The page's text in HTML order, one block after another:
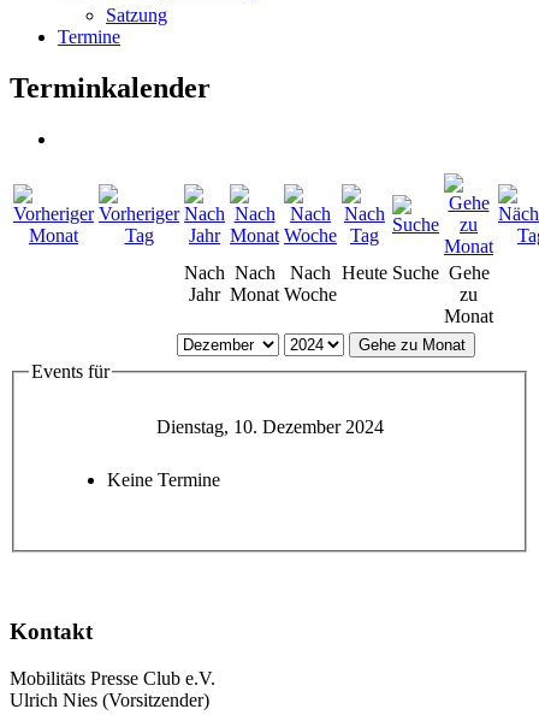
Satzung
Termine
Terminkalender
Nach
Jahr
Nach
Monat
Nach
Woche
Heute Suche Gehe
zu
Monat
Gehe zu Monat
Events für
Dienstag, 10. Dezember 2024
Keine Termine
Kontakt
Mobilitäts Presse Club e.V.
Ulrich Nies (Vorsitzender)